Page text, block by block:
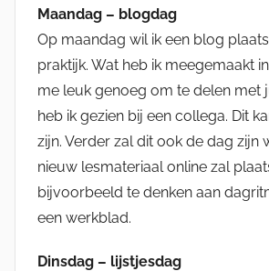
Maandag – blogdag
Op maandag wil ik een blog
praktijk. Wat heb ik meegemaakt
me leuk genoeg om te delen met
heb ik gezien bij een collega. Dit
zijn. Verder zal dit ook de dag zijn
nieuw lesmateriaal online zal
bijvoorbeeld te denken aan
een werkblad.
Dinsdag – lijstjesdag